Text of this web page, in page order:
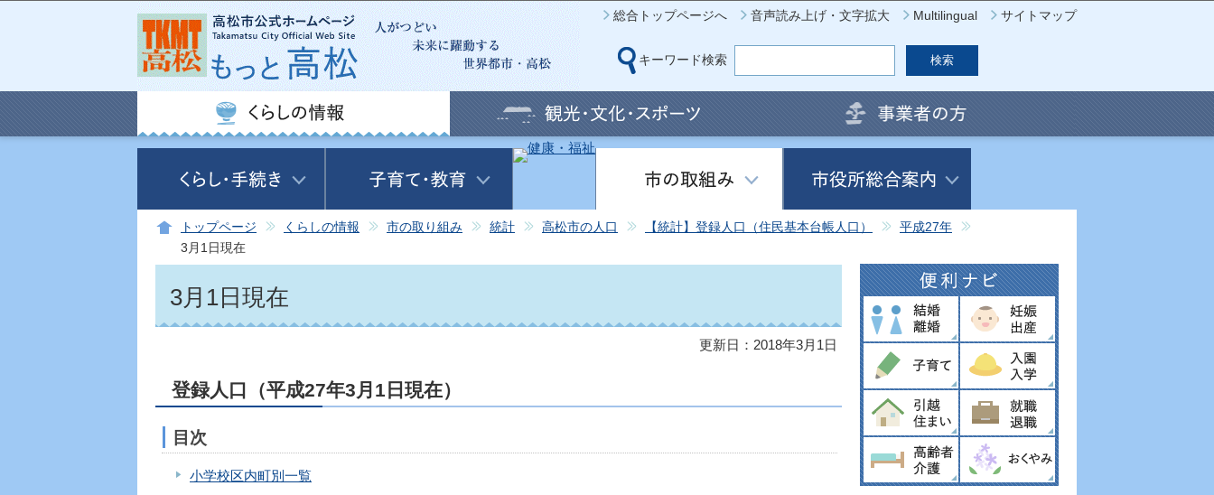
このページの本文へ移動
総合トップページへ 音声読み上げ・文字拡大 Multilingual サイトマップ
キーワード検索
トップページ くらしの情報 市の取り組み 統計 高松市の人口 【統計】登録人口（住民基本台帳人口）
平成27年
3月1日現在
3月1日現在
更新日：2018年3月1日
登録人口（平成27年3月1日現在）
目次
小学校区内町別一覧